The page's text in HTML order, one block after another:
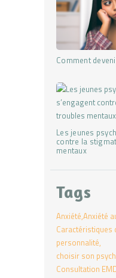
Comment
Les jeunes
contre la
mentaux
Tags
Anxiété Anxiété
Caractéristiques
personnalité
choisir son
Consultation